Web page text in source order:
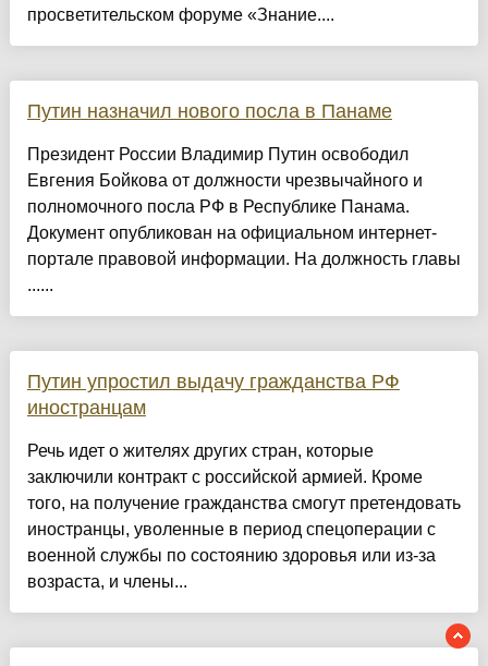
просветительском форуме «Знание....
Путин назначил нового посла в Панаме
Президент России Владимир Путин освободил
Евгения Бойкова от должности чрезвычайного и
полномочного посла РФ в Республике Панама.
Документ опубликован на официальном интернет-
портале правовой информации. На должность главы
......
Путин упростил выдачу гражданства РФ
иностранцам
Речь идет о жителях других стран, которые
заключили контракт с российской армией. Кроме
того, на получение гражданства смогут претендовать
иностранцы, уволенные в период спецоперации с
военной службы по состоянию здоровья или из-за
возраста, и члены...